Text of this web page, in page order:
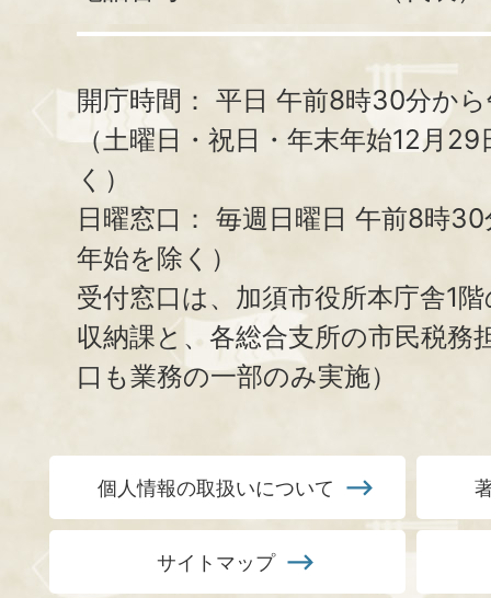
開庁時間： 平日 午前8時30分か
（土曜日・祝日・年末年始12月
く）
日曜窓口： 毎週日曜日 午前8時
年始を除く）
受付窓口は、加須市役所本庁舎1
収納課と、 各総合支所の市民税務
口も業務の一部のみ実施）
個人情報の取扱いについて
サイトマップ